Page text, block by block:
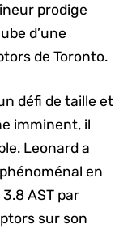
prodige
d’une
de Toronto.
défi de taille et
imminent, il
Leonard a
en
AST par
sur son